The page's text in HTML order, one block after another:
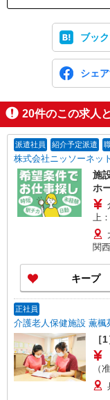
ブッ
シェ
20件のこの求人
派遣社員 紹介予定派遣
株式会社ニッソーネッ
施
ホ
上
1,350円
費
関
キープ
正社員
介護老人保健施設 薫楓
［
（
手
月